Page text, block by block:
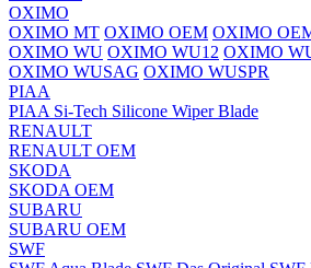
OXIMO
OXIMO MT OXIMO OEM OXIMO
OXIMO WU OXIMO WU12 OXIMO
OXIMO WUSAG OXIMO WUSPR
PIAA
PIAA Si-Tech Silicone Wiper Blade
RENAULT
RENAULT OEM
SKODA
SKODA OEM
SUBARU
SUBARU OEM
SWF